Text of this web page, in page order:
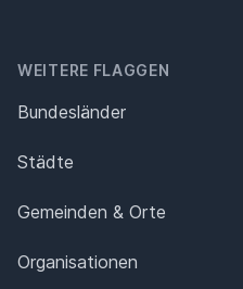
WEITERE FLAGGEN
Bundesländer
Städte
Gemeinden & Orte
Organisationen